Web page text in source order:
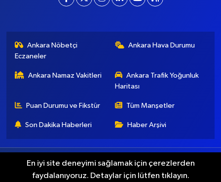
Ankara Nöbetçi
Eczaneler
Ankara Hava Durumu
Ankara Namaz Vakitleri
Ankara Trafik Yoğunluk
Haritası
Puan Durumu ve Fikstür Tüm Manşetler
Son Dakika Haberleri Haber Arşivi
Künye İletişim Gizlilik Koşulları
En iyi site deneyimi sağlamak için çerezlerden
faydalanıyoruz. Detaylar için lütfen tıklayın.